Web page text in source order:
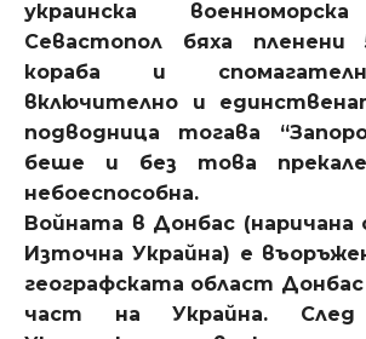
украинска
Севастопол бяха пленени
кораба и
включително и
подводница тогава
беше и без това
небоеспособна.
Войната в Донбас
Източна Украйна) е
географската област
част на Украйна.